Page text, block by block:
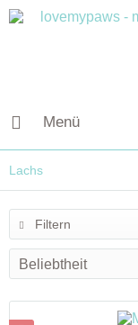
Menü
Lachs
Filtern